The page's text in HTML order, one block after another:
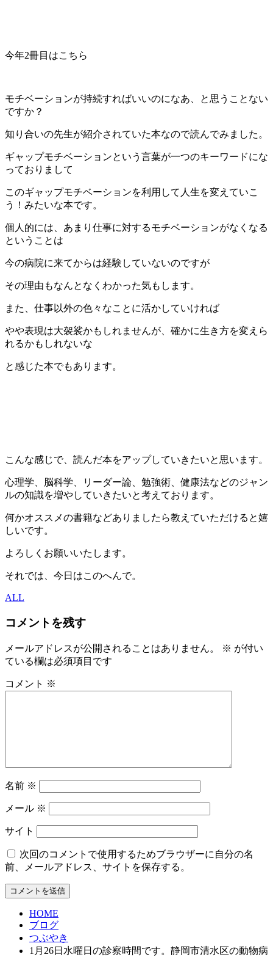
今年2冊目はこちら
モチベーションが持続すればいいのになあ、と思うことない
ですか？
知り合いの先生が紹介されていた本なので読んでみました。
ギャップモチベーションという言葉が一つのキーワードにな
っておりまして
このギャップモチベーションを利用して人生を変えていこ
う！みたいな本です。
個人的には、あまり仕事に対するモチベーションがなくなる
ということは
今の病院に来てからは経験していないのですが
その理由もなんとなくわかった気もします。
また、仕事以外の色々なことに活かしていければ
やや表現は大袈裟かもしれませんが、確かに生き方を変えら
れるかもしれないな
と感じた本でもあります。
こんな感じで、読んだ本をアップしていきたいと思います。
心理学、脳科学、リーダー論、勉強術、健康法などのジャン
ルの知識を増やしていきたいと考えております。
何かオススメの書籍などありましたら教えていただけると嬉
しいです。
よろしくお願いいたします。
それでは、今日はこのへんで。
ALL
コメントを残す
メールアドレスが公開されることはありません。 ※ が付い
ている欄は必須項目です
コメント ※
名前 ※
メール ※
サイト
次回のコメントで使用するためブラウザーに自分の名
前、メールアドレス、サイトを保存する。
HOME
ブログ
つぶやき
1月26日水曜日の診察時間です。静岡市清水区の動物病